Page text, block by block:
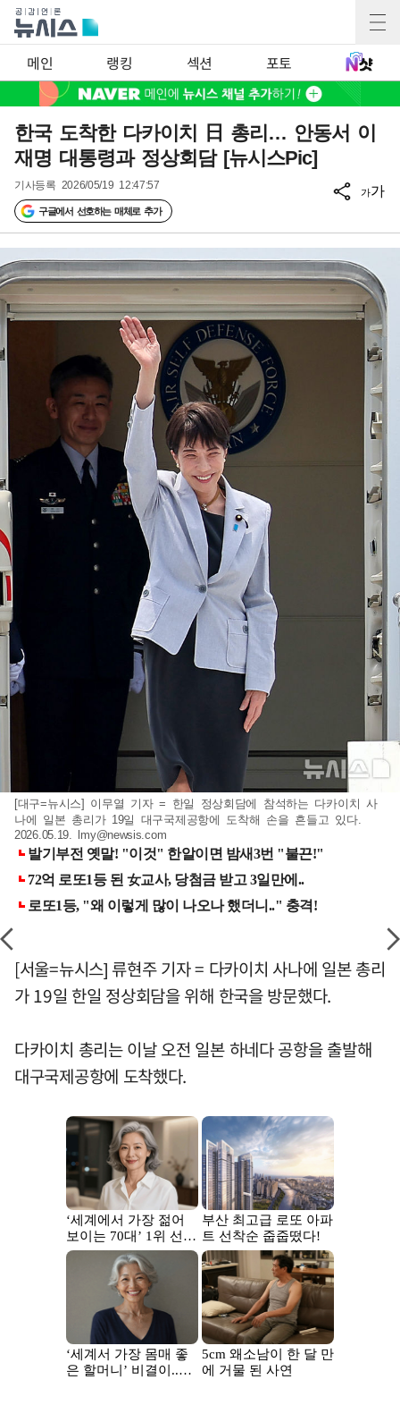
메인 랭킹 섹션 포토
한국 도착한 다카이치 日 총리… 안동서 이
재명 대통령과 정상회담 [뉴시스Pic]
기사등록 2026/05/19 12:47:57
구글에서 선호하는 매체로 추가
가가
[대구=뉴시스] 이무열 기자 = 한일 정상회담에 참석하는 다카이치 사
나에 일본 총리가 19일 대구국제공항에 도착해 손을 흔들고 있다.
2026.05.19.
lmy@newsis.com
[서울=뉴시스] 류현주 기자 = 다카이치 사나에 일본 총리
가 19일 한일 정상회담을 위해 한국을 방문했다.
다카이치 총리는 이날 오전 일본 하네다 공항을 출발해
대구국제공항에 도착했다.